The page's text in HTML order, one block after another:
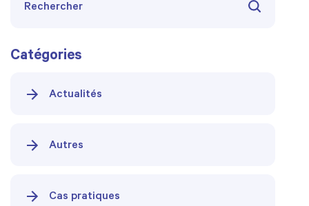
Catégories
Actualités
Autres
Cas pratiques